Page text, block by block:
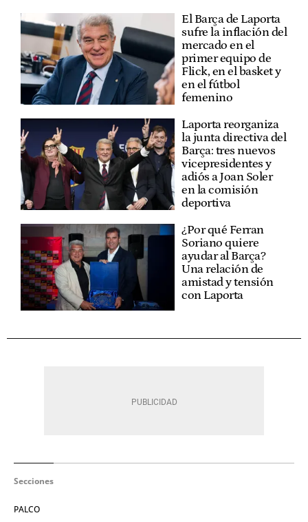
El Barça de Laporta
sufre la inflación del
mercado en el
primer equipo de
Flick, en el basket y
en el fútbol
femenino
Laporta reorganiza
la junta directiva del
Barça: tres nuevos
vicepresidentes y
adiós a Joan Soler
en la comisión
deportiva
¿Por qué Ferran
Soriano quiere
ayudar al Barça?
Una relación de
amistad y tensión
con Laporta
Secciones
PALCO